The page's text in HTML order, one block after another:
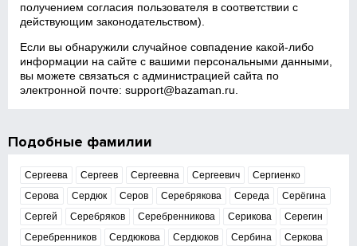
получением согласия пользователя в соответствии с
действующим законодательством).
Если вы обнаружили случайное совпадение какой‑либо
информации на сайте с вашими персональными данными,
вы можете связаться с администрацией сайта по
электронной почте:support@bazaman.ru
Подобные фамилии
Сергеева Сергеев Сергеевна Сергеевич
Сергиенко
Серова
Сердюк Серов Серебрякова Середа
Серёгина
Сергей
Серебряков Серебренникова Серикова
Серегин
Серебренников
Сердюкова Сердюков Сербина Серкова